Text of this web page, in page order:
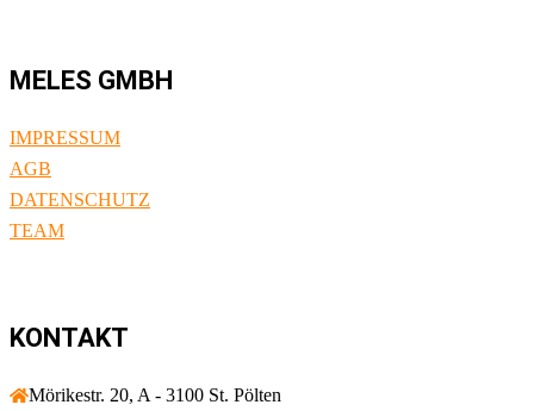
MELES GMBH
IMPRESSUM
AGB
DATENSCHUTZ
TEAM
KONTAKT
Mörikestr. 20, A - 3100 St. Pölten